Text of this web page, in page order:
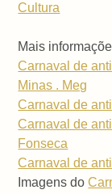
Cultura
Mais
Carnaval de
Minas . Meg
Carnaval de
Carnaval de
Fonseca
Carnaval de
Imagens do